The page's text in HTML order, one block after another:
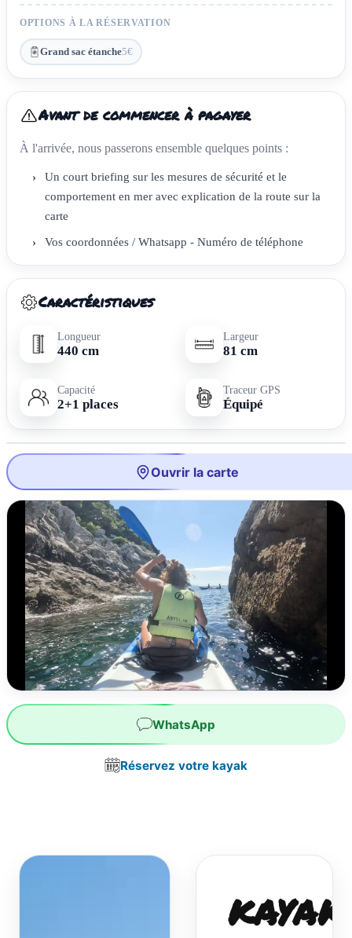
OPTIONS À LA RÉSERVATION
Grand sac étanche5€
Avant de commencer à pagayer
À l'arrivée, nous passerons ensemble quelques points :
›
Un court briefing sur les mesures de sécurité et le
comportement en mer avec explication de la route sur la
carte
› Vos coordonnées / Whatsapp - Numéro de téléphone
Caractéristiques
Longueur
440 cm
Largeur
81 cm
Capacité
2+1 places
Traceur GPS
Équipé
Ouvrir la carte
WhatsApp
Réservez votre kayak
KAYAK